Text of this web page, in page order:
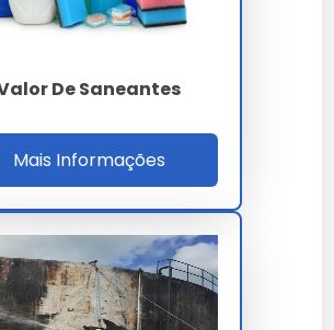
Custos
reduz custos com mão de obra e
da Produtividade
automatizada, a produção acelera
atendendo grandes demandas
De Saneantes
Mais Informações